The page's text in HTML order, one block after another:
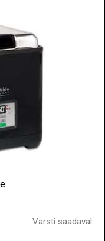
Varsti saadaval